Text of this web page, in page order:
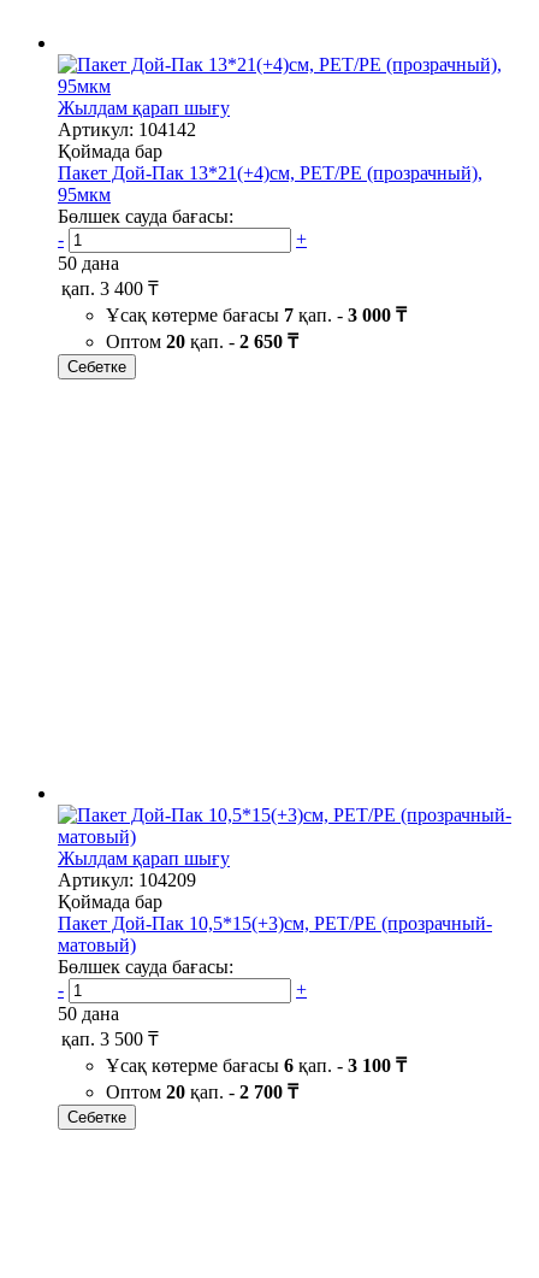
Жылдам қарап шығу
Артикул: 104142
Қоймада бар
Пакет Дой-Пак 13*21(+4)см, PET/PE (прозрачный),
95мкм
Бөлшек сауда бағасы:
-
+
50 дана
қап. 3 400 ₸
Ұсақ көтерме бағасы 7 қап. - 3 000 ₸
Оптом 20 қап. - 2 650 ₸
Себетке
Жылдам қарап шығу
Артикул: 104209
Қоймада бар
Пакет Дой-Пак 10,5*15(+3)см, PET/PE (прозрачный-
матовый)
Бөлшек сауда бағасы:
-
+
50 дана
қап. 3 500 ₸
Ұсақ көтерме бағасы 6 қап. - 3 100 ₸
Оптом 20 қап. - 2 700 ₸
Себетке